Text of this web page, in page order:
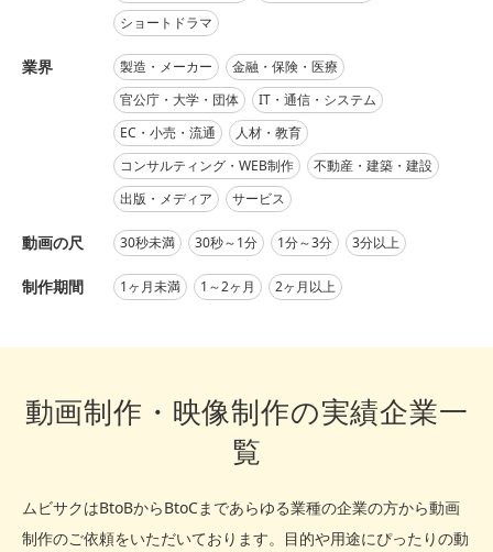
ショートドラマ
業界 製造・メーカー
金融・保険・医療
官公庁・大学・団体
IT・通信・システム
EC・小売・流通
人材・教育
コンサルティング・WEB制作
不動産・建築・建設
出版・メディア
サービス
動画の尺 30秒未満 30秒～1分 1分～3分 3分以上
制作期間 1ヶ月未満 1～2ヶ月 2ヶ月以上
動画制作・映像制作の実績企業一
覧
ムビサクはBtoBからBtoCまであらゆる業種の企業の方から動画
制作のご依頼をいただいております。
目的や用途にぴったりの動